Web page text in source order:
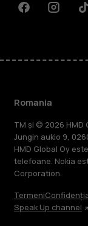
Facebook
Romania
TM și © 2026 HMD
Jungin aukio 9,
HMD Global Oy
telefoane. Nokia
Corporation.
Termeni
Speak Up channel